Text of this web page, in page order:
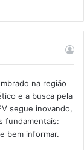
na região
e a busca pela
segue inovando,
fundamentais:
bem informar.​